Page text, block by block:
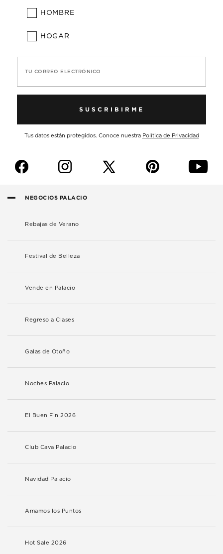
HOMBRE
HOGAR
TU CORREO ELECTRÓNICO
SUSCRIBIRME
Tus datos están protegidos. Conoce nuestra Política de Privacidad
f i p y
NEGOCIOS PALACIO
Rebajas de Verano
Festival de Belleza
Vende en Palacio
Regreso a Clases
Galas de Otoño
Noches Palacio
El Buen Fin 2026
Club Cava Palacio
Navidad Palacio
Amamos los Puntos
Hot Sale 2026